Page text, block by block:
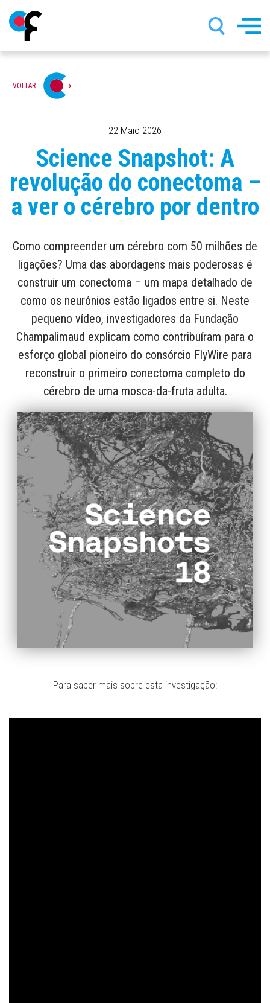
paraVOLTAR
22 Maio 2026
Science Snapshot: A
revolução do conectoma –
a ver o cérebro por dentro
Como compreender um cérebro com 50 milhões de
ligações? Uma das abordagens mais poderosas é
construir um conectoma – um mapa detalhado de
como os neurónios estão ligados entre si. Neste
pequeno vídeo, investigadores da Fundação
Champalimaud explicam como contribuíram para o
esforço global pioneiro do consórcio FlyWire para
reconstruir o primeiro conectoma completo do
cérebro de uma mosca-da-fruta adulta.
Para saber mais sobre esta investigação: